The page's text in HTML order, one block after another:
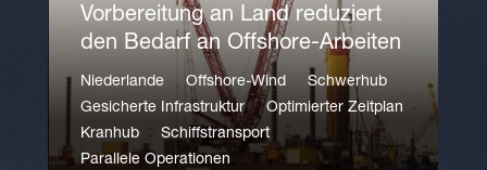
Vorbereitung an Land reduziert
den Bedarf an Offshore-Arbeiten
Niederlande Offshore-Wind
Schwerhub
Gesicherte Infrastruktur
Optimierter Zeitplan
Kranhub
Schiffstransport
Parallele Operationen